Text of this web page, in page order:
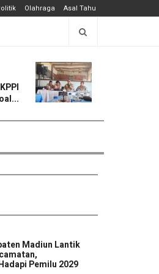
Olahraga Asal Tahu
Madiun Lantik
Pemilu 2029